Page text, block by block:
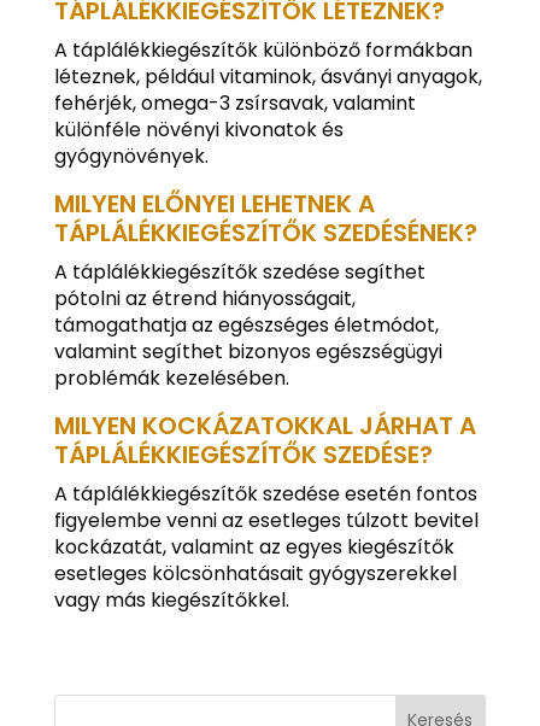
TÁPLÁLÉKKIEGÉSZÍTŐK LÉTEZNEK?
A táplálékkiegészítők különböző formákban
léteznek, például vitaminok, ásványi anyagok,
fehérjék, omega-3 zsírsavak, valamint
különféle növényi kivonatok és
gyógynövények.
MILYEN ELŐNYEI LEHETNEK A
TÁPLÁLÉKKIEGÉSZÍTŐK SZEDÉSÉNEK?
A táplálékkiegészítők szedése segíthet
pótolni az étrend hiányosságait,
támogathatja az egészséges életmódot,
valamint segíthet bizonyos egészségügyi
problémák kezelésében.
MILYEN KOCKÁZATOKKAL JÁRHAT A
TÁPLÁLÉKKIEGÉSZÍTŐK SZEDÉSE?
A táplálékkiegészítők szedése esetén fontos
figyelembe venni az esetleges túlzott bevitel
kockázatát, valamint az egyes kiegészítők
esetleges kölcsönhatásait gyógyszerekkel
vagy más kiegészítőkkel.